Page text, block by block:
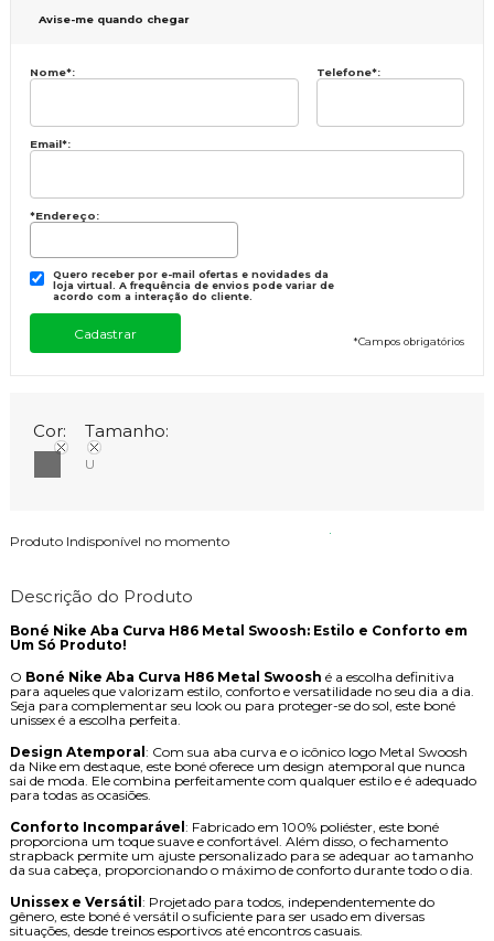
Avise-me quando chegar
Nome*: Telefone*:
Email*:
*Endereço:
Quero receber por e-mail ofertas e novidades da
loja virtual. A frequência de envios pode variar de
acordo com a interação do cliente.
*Campos obrigatórios
Cor: Tamanho:
U
Produto Indisponível no momento
Descrição do Produto
Boné Nike Aba Curva H86 Metal Swoosh: Estilo e Conforto em
Um Só Produto!
O Boné Nike Aba Curva H86 Metal Swoosh é a escolha definitiva
para aqueles que valorizam estilo, conforto e versatilidade no seu dia a dia.
Seja para complementar seu look ou para proteger-se do sol, este boné
unissex é a escolha perfeita.
Design Atemporal : Com sua aba curva e o icônico logo Metal Swoosh
da Nike em destaque, este boné oferece um design atemporal que nunca
sai de moda. Ele combina perfeitamente com qualquer estilo e é adequado
para todas as ocasiões.
Conforto Incomparável : Fabricado em 100% poliéster, este boné
proporciona um toque suave e confortável. Além disso, o fechamento
strapback permite um ajuste personalizado para se adequar ao tamanho
da sua cabeça, proporcionando o máximo de conforto durante todo o dia.
Unissex e Versátil : Projetado para todos, independentemente do
gênero, este boné é versátil o suficiente para ser usado em diversas
situações, desde treinos esportivos até encontros casuais.